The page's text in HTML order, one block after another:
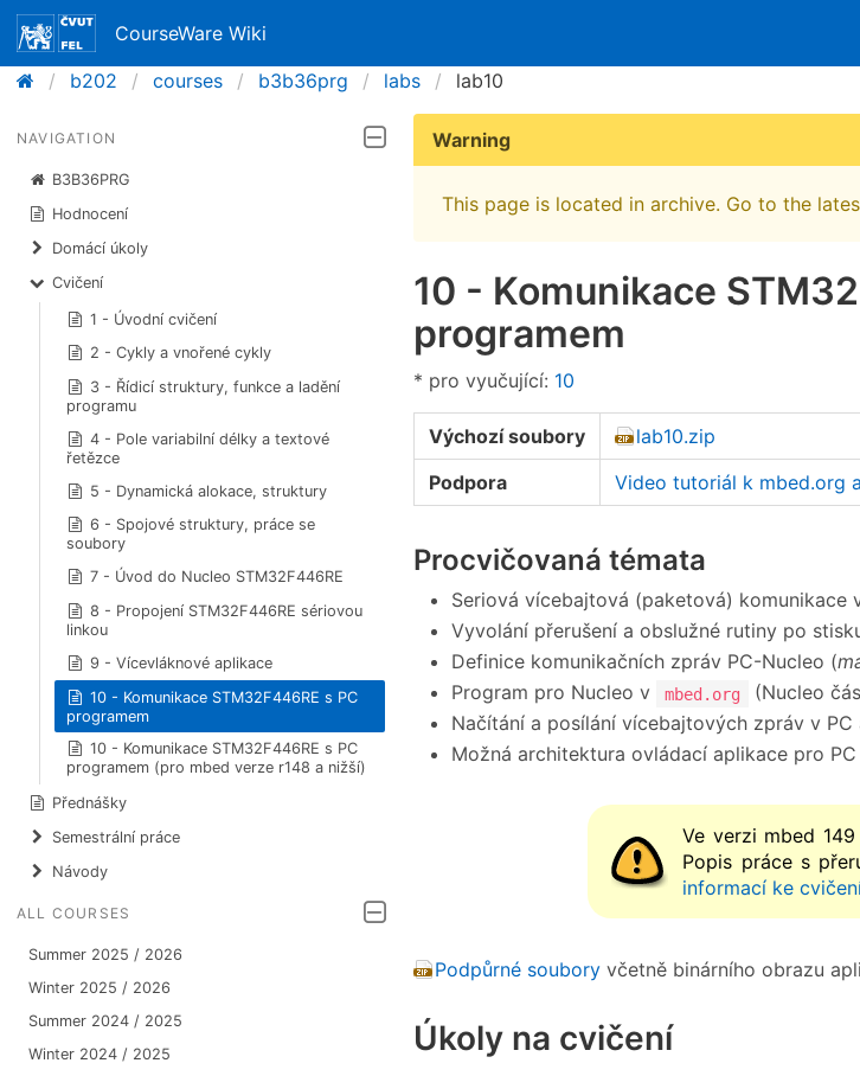
CourseWare Wiki
b202
courses b3b36prg labs lab10
NAVIGATION
B3B36PRG
Hodnocení
Domácí úkoly
Cvičení
1 - Úvodní cvičení
2 - Cykly a vnořené cykly
3 - Řídicí struktury, funkce a ladění
programu
4 - Pole variabilní délky a textové
řetězce
5 - Dynamická alokace, struktury
6 - Spojové struktury, práce se
soubory
7 - Úvod do Nucleo STM32F446RE
8 - Propojení STM32F446RE sériovou
linkou
9 - Vícevláknové aplikace
10 - Komunikace STM32F446RE s PC
programem
10 - Komunikace STM32F446RE s PC
programem (pro mbed verze r148 a nižší)
Přednášky
Semestrální práce
Návody
ALL COURSES
Summer 2025 / 2026
Winter 2025 / 2026
Summer 2024 / 2025
Winter 2024 / 2025
Warning
This page is located in archive. Go to the
10 - Komunikace
programem
* pro vyučující: 10
Výchozí soubory
lab10.zip
Podpora
Video tutoriál k mbed.org
Procvičovaná témata
Seriová vícebajtová (paketová) komunikace
Vyvolání přerušení a obslužné rutiny po
Definice komunikačních zpráv PC-Nucleo (
Program pro Nucleo v
mbed.org
(Nucleo
Načítání a posílání vícebajtových zpráv v PC
Možná architektura ovládací aplikace pro PC
Ve verzi mbed
Popis práce s
informací ke
Podpůrné soubory včetně binárního obrazu
Úkoly na cvičení